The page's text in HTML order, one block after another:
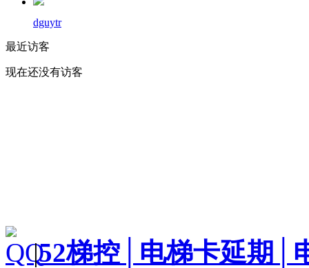
dguytr
最近访客
现在还没有访客
|52梯控│电梯卡延期│